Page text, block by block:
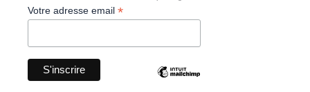
Votre adresse email *